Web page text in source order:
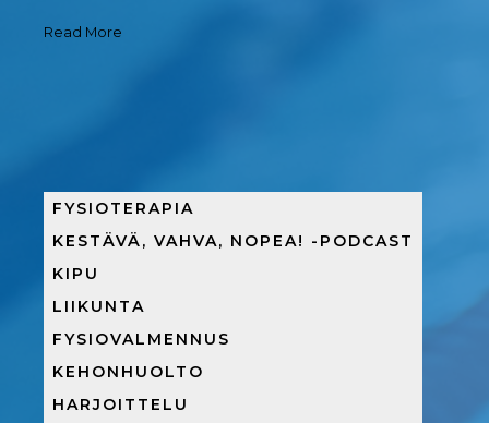
Read More
FYSIOTERAPIA
KESTÄVÄ, VAHVA, NOPEA! -PODCAST
KIPU
LIIKUNTA
FYSIOVALMENNUS
KEHONHUOLTO
HARJOITTELU